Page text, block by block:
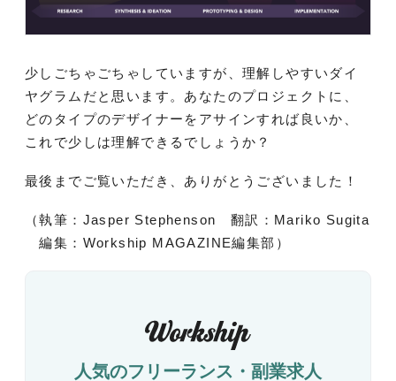
少しごちゃごちゃしていますが、理解しやすいダイ
ヤグラムだと思います。あなたのプロジェクトに、
どのタイプのデザイナーをアサインすれば良いか、
これで少しは理解できるでしょうか？
最後までご覧いただき、ありがとうございました！
（執筆：Jasper Stephenson 翻訳：Mariko Sugita
編集：Workship MAGAZINE編集部）
人気のフリーランス・副業求人